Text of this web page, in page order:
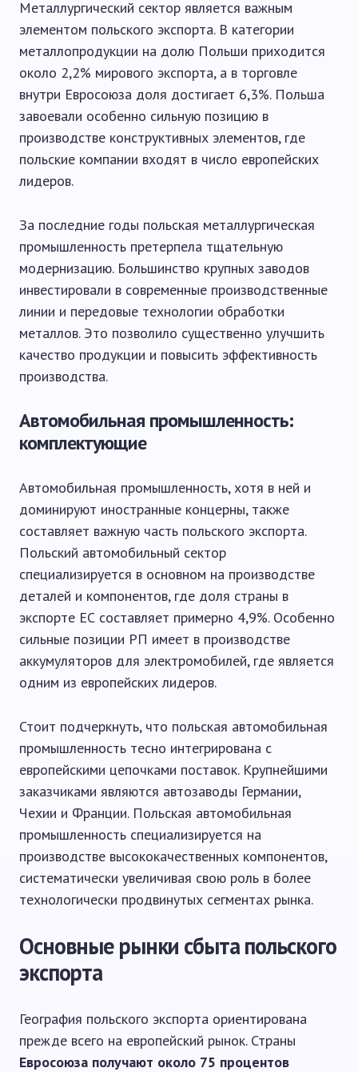
Металлургический сектор является важным
элементом польского экспорта. В категории
металлопродукции на долю Польши приходится
около 2,2% мирового экспорта, а в торговле
внутри Евросоюза доля достигает 6,3%. Польша
завоевали особенно сильную позицию в
производстве конструктивных элементов, где
польские компании входят в число европейских
лидеров.
За последние годы польская металлургическая
промышленность претерпела тщательную
модернизацию. Большинство крупных заводов
инвестировали в современные производственные
линии и передовые технологии обработки
металлов. Это позволило существенно улучшить
качество продукции и повысить эффективность
производства.
Автомобильная промышленность:
комплектующие
Автомобильная промышленность, хотя в ней и
доминируют иностранные концерны, также
составляет важную часть польского экспорта.
Польский автомобильный сектор
специализируется в основном на производстве
деталей и компонентов, где доля страны в
экспорте ЕС составляет примерно 4,9%. Особенно
сильные позиции РП имеет в производстве
аккумуляторов для электромобилей, где является
одним из европейских лидеров.
Стоит подчеркнуть, что польская автомобильная
промышленность тесно интегрирована с
европейскими цепочками поставок. Крупнейшими
заказчиками являются автозаводы Германии,
Чехии и Франции. Польская автомобильная
промышленность специализируется на
производстве высококачественных компонентов,
систематически увеличивая свою роль в более
технологически продвинутых сегментах рынка.
Основные рынки сбыта польского
экспорта
География польского экспорта ориентирована
прежде всего на европейский рынок. Страны
Евросоюза получают около 75 процентов